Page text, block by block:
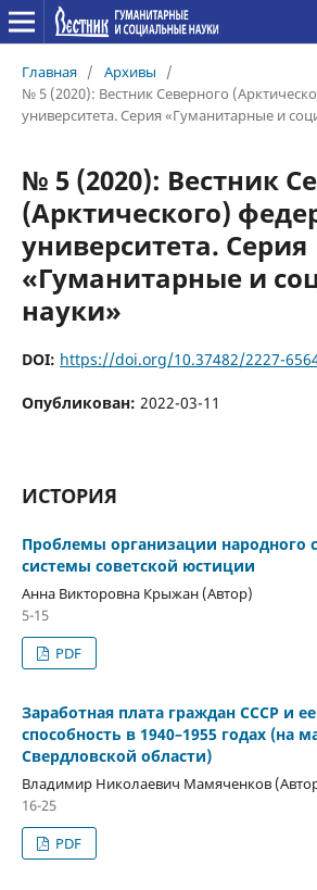
Главная / Архивы
/
№ 5 (2020): Вестник Северного
университета. Серия «Гуманитарные и
№ 5 (2020): Вестник
(Арктического)
университета. Серия
«Гуманитарные и
науки»
DOI: https://doi.org/10.37482/2227-
Опубликован: 2022-03-11
ИСТОРИЯ
Проблемы организации народного
системы советской юстиции
Анна Викторовна Крыжан (Автор)
5-15
PDF
Заработная плата граждан СССР и
способность в 1940–1955 годах (на
Свердловской области)
Владимир Николаевич Мамяченков
16-25
PDF